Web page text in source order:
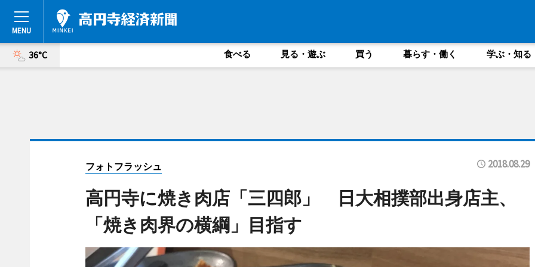
36°C 食べる 見る・遊ぶ 買う 暮らす・働く 学ぶ・知る
フォトフラッシュ 2018.08.29
高円寺に焼き肉店「三四郎」 日大相撲部出身店主、
「焼き肉界の横綱」目指す